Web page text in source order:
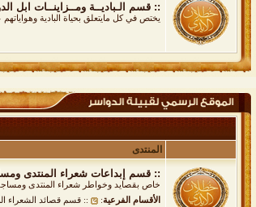
:: قسم الـباديــة ومــزاينــات ابل
يختص في كل مايتعلق بحياة البادية
المنتدى
:: قسم إبداعات شعراء المنتدى
خاص بقصايد وخواطر شعراء المنتدى
الأقسام الفرعية: :: قسم قصائد الشعراء